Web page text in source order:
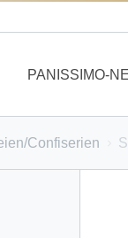
PANISSIMO-
Confiserien